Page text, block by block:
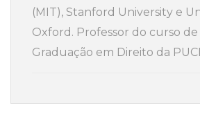
(MIT), Stanford University e
Oxford. Professor do curso de
Graduação em Direito da